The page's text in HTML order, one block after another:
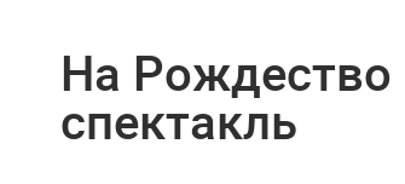
На
спектакль